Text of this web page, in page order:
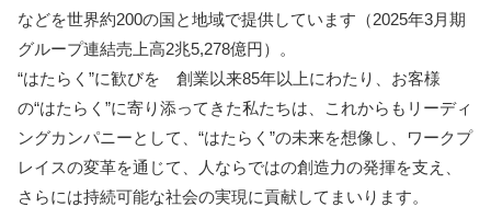
などを世界約200の国と地域で提供しています（2025年3月期
グループ連結売上高2兆5,278億円）。
“はたらく”に歓びを 創業以来85年以上にわたり、お客様
の“はたらく”に寄り添ってきた私たちは、これからもリーディ
ングカンパニーとして、“はたらく”の未来を想像し、ワークプ
レイスの変革を通じて、人ならではの創造力の発揮を支え、
さらには持続可能な社会の実現に貢献してまいります。